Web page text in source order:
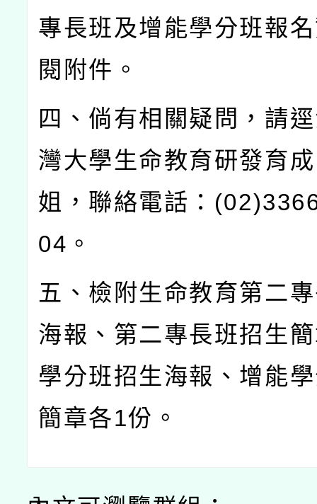
專長班及增能學分班報
閱附件。
四、倘有相關疑問，請
灣大學生命教育研發育
姐，聯絡電話：
04 。
五、檢附生命教育第二
海報、第二專長班招生
學分班招生海報、增能
簡章各1份。